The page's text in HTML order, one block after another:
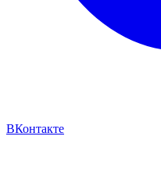
ВКонтакте